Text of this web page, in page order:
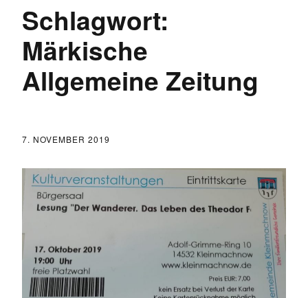
Schlagwort:
Märkische
Allgemeine Zeitung
7. NOVEMBER 2019